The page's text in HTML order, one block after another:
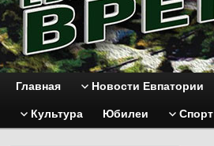
Главная Новости Евпатории
Культура Юбилеи Спорт